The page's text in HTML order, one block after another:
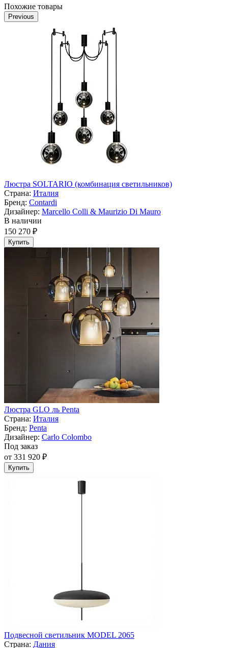
Похожие товары
Previous
Люстра SOLTARIO (комбинация светильников)
Страна: Италия
Бренд: Contardi
Дизайнер: Marcello Colli & Maurizio Di Mauro
В наличии
150 270 ₽
Купить
Люстра GLO ль Penta
Страна: Италия
Бренд: Penta
Дизайнер: Carlo Colombo
Под заказ
от 331 920 ₽
Купить
Подвесной светильник MODEL 2065
Страна: Дания